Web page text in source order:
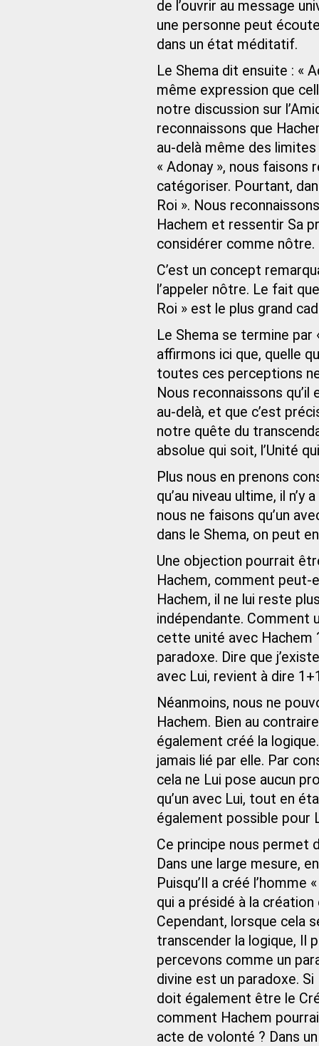
de l’ouvrir au message
une personne peut
dans un état méditatif.
Le Shema dit ensuite : «
même expression que
notre discussion sur
reconnaissons que
au‑delà même des
« Adonay », nous faisons
catégoriser. Pourtant,
Roi ». Nous
Hachem et ressentir Sa
considérer comme nôtre.
C’est un concept
l’appeler nôtre. Le fait
Roi » est le plus grand
Le Shema se termine
affirmons ici que, quelle
toutes ces perceptions
Nous reconnaissons
au-delà, et que c’est
notre quête du
absolue qui soit, l’Unité
Plus nous en prenons
qu’au niveau ultime, il n’y
nous ne faisons qu’un
dans le Shema, on peut
Une objection pourrait
Hachem, comment peut-
Hachem, il ne lui reste
indépendante. Comment
cette unité avec
paradoxe. Dire que
avec Lui, revient à dire
Néanmoins, nous ne
Hachem. Bien au
également créé la
jamais lié par elle. Par
cela ne Lui pose aucun
qu’un avec Lui, tout en
également possible pour
Ce principe nous permet
Dans une large mesure,
Puisqu’Il a créé l’homme
qui a présidé à la
Cependant, lorsque cela
transcender la logique, Il
percevons comme un
divine est un paradoxe.
doit également être le
comment Hachem
acte de volonté ? Dans